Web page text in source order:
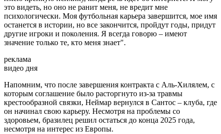
это видеть, но оно не ранит меня, не вредит мне
психологически. Моя футбольная карьера завершится, мое имя
останется в истории, но все закончится, пройдут годы, придут
другие игроки и поколения. Я всегда говорю – имеют
значение только те, кто меня знает".
реклама
видео дня
Напомним, что после завершения контракта с Аль-Хилялем, с
которым соглашение было расторгнуто из-за травмы
крестообразной связки, Неймар вернулся в Сантос – клуба, где
он начинал свою карьеру. Несмотря на проблемы со
здоровьем, бразилец решил остаться до конца 2025 года,
несмотря на интерес из Европы.